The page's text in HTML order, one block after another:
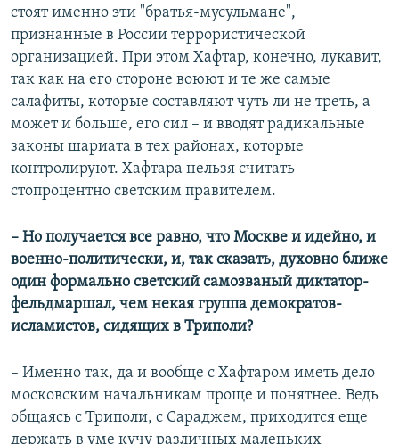
стоят именно эти "братья-мусульмане",
признанные в России террористической
организацией. При этом Хафтар, конечно, лукавит,
так как на его стороне воюют и те же самые
салафиты, которые составляют чуть ли не треть, а
может и больше, его сил – и вводят радикальные
законы шариата в тех районах, которые
контролируют. Хафтара нельзя считать
стопроцентно светским правителем.
– Но получается все равно, что Москве и идейно, и
военно-политически, и, так сказать, духовно ближе
один формально светский самозваный диктатор-
фельдмаршал, чем некая группа демократов-
исламистов, сидящих в Триполи?
– Именно так, да и вообще с Хафтаром иметь дело
московским начальникам проще и понятнее. Ведь
общаясь с Триполи, с Сараджем, приходится еще
держать в уме кучу различных маленьких